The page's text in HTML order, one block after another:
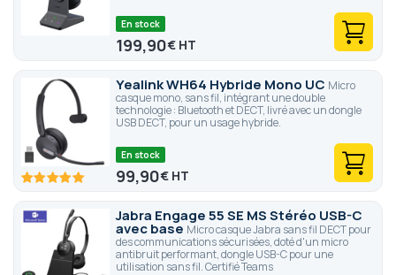
En stock
199,90€
Yealink WH64 Hybride Mono UC Micro
casque mono, sans fil, intégrant une double
technologie : Bluetooth et DECT, livré avec un dongle
USB DECT, pour un usage hybride.
100 100
En stock
99,90€
Jabra Engage 55 SE MS Stéréo USB-C
avec base Micro casque Jabra sans fil DECT pour
des communications sécurisées, doté d'un micro
antibruit performant, dongle USB-C pour une
utilisation sans fil. Certifié Teams